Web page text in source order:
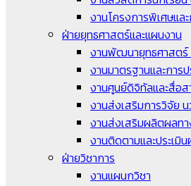
งานโครงการพิเศษแล
ฝ่ายยุทธศาสตร์และแผนงาน
งานพัฒนายุทธศาสตร์
งานมาตรฐานและกา
งานศูนย์ดิจิทัลและสื่อ
งานส่งเสริมการวิจัย
งานส่งเสริมผลิตผลทา
งานติดตามและประเมิ
ฝ่ายวิชาการ
งานแผนกวิชา